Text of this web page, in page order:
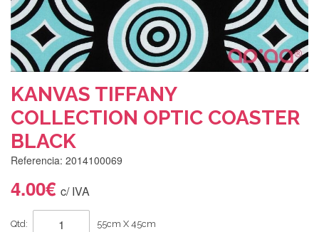
KANVAS TIFFANY
COLLECTION OPTIC COASTER
BLACK
Referencia: 2014100069
4.00€ c/ IVA
Qtd: 55cm X 45cm